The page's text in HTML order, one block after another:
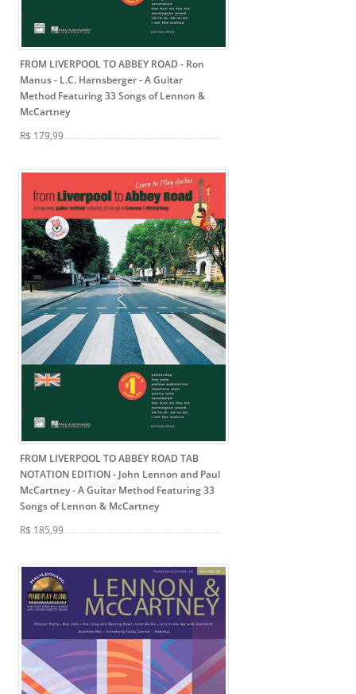
FROM LIVERPOOL TO ABBEY ROAD - Ron
Manus - L.C. Harnsberger- A Guitar
Method Featuring 33 Songs of Lennon &
McCartney
R$ 179,99
FROM LIVERPOOL TO ABBEY ROAD TAB
NOTATION EDITION - John Lennon and Paul
McCartney- A Guitar Method Featuring 33
Songs of Lennon & McCartney
R$ 185,99